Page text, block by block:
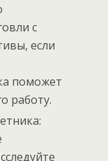
с
если
поможет
работу.